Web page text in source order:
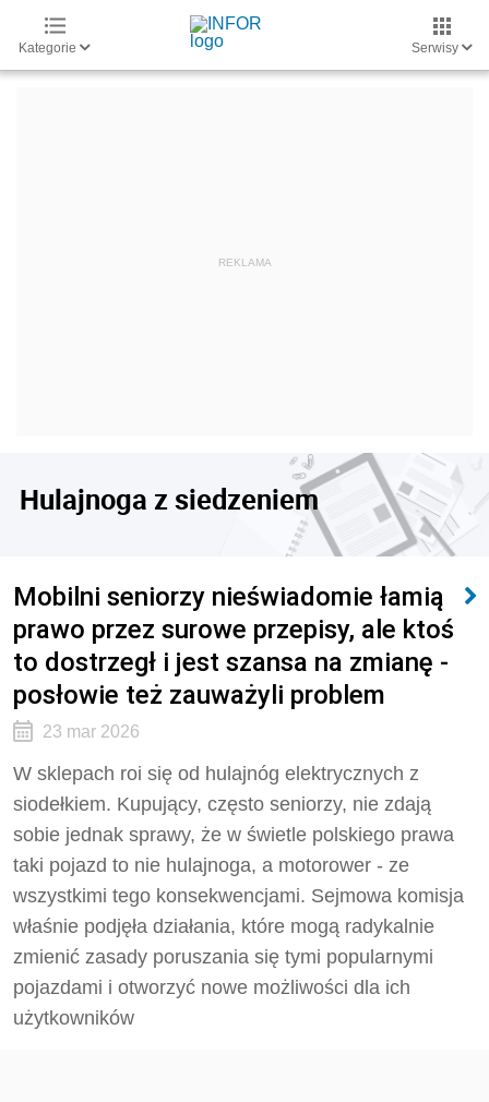
Kategorie Serwisy
Hulajnoga z siedzeniem
Mobilni seniorzy nieświadomie łamią
prawo przez surowe przepisy, ale ktoś
to dostrzegł i jest szansa na zmianę -
posłowie też zauważyli problem
23 mar 2026
W sklepach roi się od hulajnóg elektrycznych z
siodełkiem. Kupujący, często seniorzy, nie zdają
sobie jednak sprawy, że w świetle polskiego prawa
taki pojazd to nie hulajnoga, a motorower - ze
wszystkimi tego konsekwencjami. Sejmowa komisja
właśnie podjęła działania, które mogą radykalnie
zmienić zasady poruszania się tymi popularnymi
pojazdami i otworzyć nowe możliwości dla ich
użytkowników